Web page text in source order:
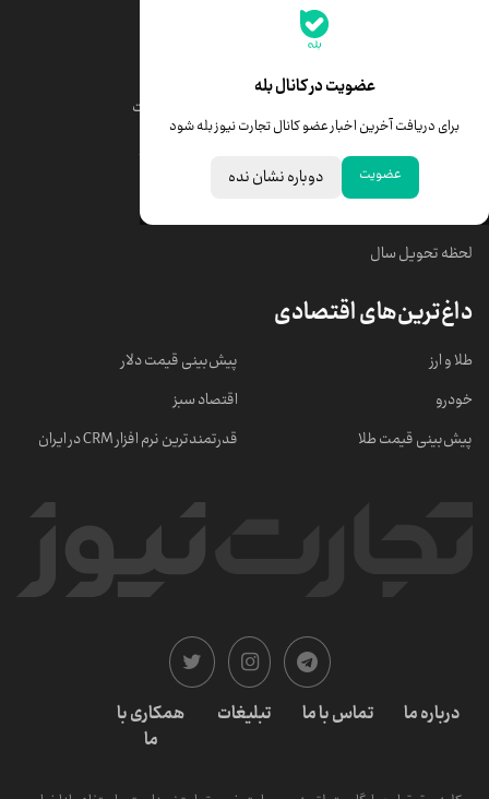
عضویت در کانال بله
برای دریافت آخرین اخبار عضو کانال تجارت نیوز بله شود
عضویت دوباره نشان نده
جدیدترین قیمت‌ها
قیمت درهم امارات
خبرهای مهم
لحظه تحویل سال
داغ‌ترین‌های اقتصادی
طلا و ارز
خودرو
پیش‌بینی قیمت طلا
پیش‌بینی قیمت دلار
اقتصاد سبز
قدرتمندترین نرم‌ افزار CRM در ایران
درباره ما تماس با ما تبلیغات
همکاری با
ما